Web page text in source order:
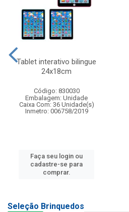
Tablet interativo bilingue
24x18cm
Código: 830030
Embalagem: Unidade
Caixa Com: 36 Unidade(s)
Inmetro: 006758/2019
Faça seu login ou
cadastre-se para
comprar.
Seleção Brinquedos